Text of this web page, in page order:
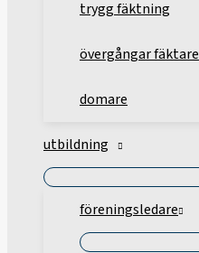
trygg fäktning
övergångar fäktare
domare
utbildning
föreningsledare